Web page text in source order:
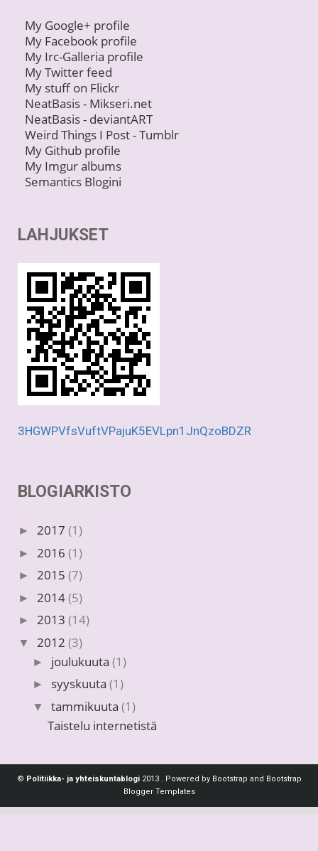
My Google+ profile
My Facebook profile
My Irc-Galleria profile
My Twitter feed
My stuff on Flickr
NeatBasis - Mikseri.net
NeatBasis - deviantART
Weird Things I Post - Tumblr
My Github profile
My Imgur albums
Semantics Blogini
LAHJUKSET
3HGWPVfsVuftVPajuK5EVLpn1JnQzoBDZR
BLOGIARKISTO
► 2017 (1)
► 2016 (1)
► 2015 (7)
► 2014(5)
► 2013 (14)
▼ 2012 (3)
► joulukuuta(1)
► syyskuuta(1)
▼tammikuuta(1)
Taistelu internetistä
© Politiikka- ja yhteiskuntablogi2013 . Powered by Bootstrap and Bootstrap
Blogger Templates